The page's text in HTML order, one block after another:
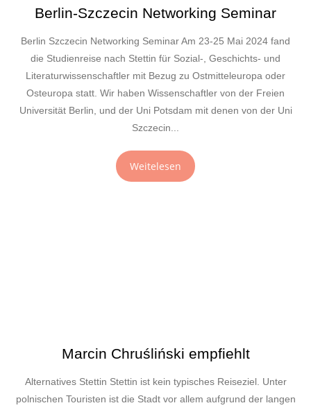
Berlin-Szczecin Networking Seminar
Berlin Szczecin Networking Seminar Am 23-25 Mai 2024 fand
die Studienreise nach Stettin für Sozial-, Geschichts- und
Literaturwissenschaftler mit Bezug zu Ostmitteleuropa oder
Osteuropa statt. Wir haben Wissenschaftler von der Freien
Universität Berlin, und der Uni Potsdam mit denen von der Uni
Szczecin...
Weitelesen
Marcin Chruśliński empfiehlt
Alternatives Stettin Stettin ist kein typisches Reiseziel. Unter
polnischen Touristen ist die Stadt vor allem aufgrund der langen